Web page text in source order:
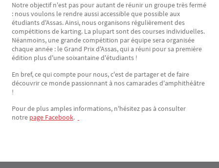
Notre objectif n'est pas pour autant de réunir un groupe très fermé
: nous voulons le rendre aussi accessible que possible aux
étudiants d'Assas. Ainsi, nous organisons régulièrement des
compétitions de karting. La plupart sont des courses individuelles.
Néanmoins, une grande compétition par équipe sera organisée
chaque année : le Grand Prix d'Assas, qui a réuni pour sa première
édition plus d'une soixantaine d'étudiants !
En bref, ce qui compte pour nous, c'est de partager et de faire
découvrir ce monde passionnant à nos camarades d'amphithéâtre
!
Pour de plus amples informations, n'hésitez pas à consulter
notre page Facebook.